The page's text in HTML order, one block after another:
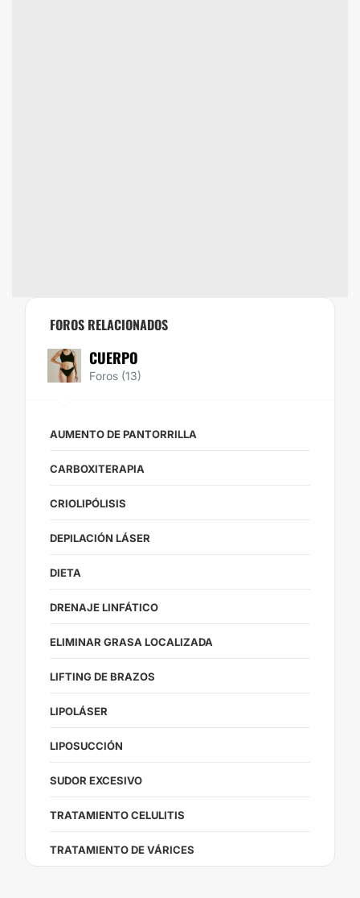
FOROS RELACIONADOS
CUERPO
Foros (13)
AUMENTO DE PANTORRILLA
CARBOXITERAPIA
CRIOLIPÓLISIS
DEPILACIÓN LÁSER
DIETA
DRENAJE LINFÁTICO
ELIMINAR GRASA LOCALIZADA
LIFTING DE BRAZOS
LIPOLÁSER
LIPOSUCCIÓN
SUDOR EXCESIVO
TRATAMIENTO CELULITIS
TRATAMIENTO DE VÁRICES